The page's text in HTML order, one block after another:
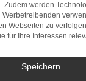
Error
Zudem werden
Werbetreibenden
Webseiten zu
für Ihre Interessen
Speichern